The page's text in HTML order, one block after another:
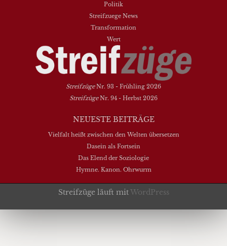
Politik
Streifzuege News
Transformation
Wert
StreifzügeNr. 93 - Frühling 2026
StreifzügeNr. 94 - Herbst 2026
NEUESTE BEITRÄGE
Vielfalt heißt zwischen den Welten übersetzen
Dasein als Fortsein
Das Elend der Soziologie
Hymne. Kanon. Ohrwurm
Streifzüge läuft mitWordPress